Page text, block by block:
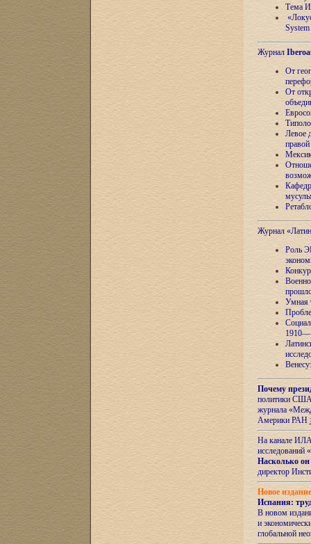
Тема
Журнал
От
От
Левое
Журнал
Роль
Умная
Почему
политики США
журнала
Америки РАН
На канале ИЛА
исследований «
Насколько он
директор
Новое
Испания:
В новом
и
глобальной